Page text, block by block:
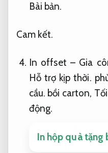
Bài bản.
Cam kết.
In offset – Gia
Hỗ trợ kịp thời.
cầu. bồi carton,
động.
In hộp quà tặng